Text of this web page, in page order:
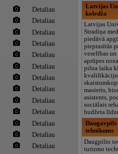
Detaliau
Detaliau
Detaliau
Detaliau
Detaliau
Detaliau
Detaliau
Detaliau
Detaliau
Detaliau
Detaliau
Detaliau
Detaliau
Latvijas
koledža
Latvijas
Stradiņa
piedāvā
pieprasītās
veselības un
aprūpes
pilna laika
masieris,
asistents,
sociālais
budžeta
tehnikums
Daugpilio
turizmo